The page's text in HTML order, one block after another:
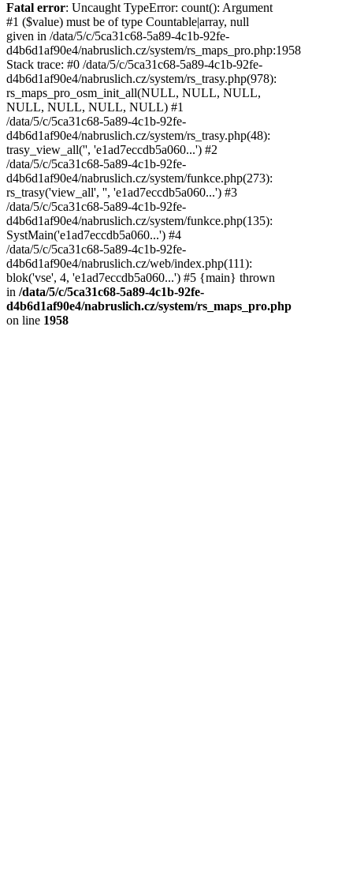
Fatal error: Uncaught TypeError: count(): Argument
#1 ($value) must be of type Countable|array, null
given in /data/5/c/5ca31c68-5a89-4c1b-92fe-
d4b6d1af90e4/nabruslich.cz/system/rs_maps_pro.php:1958
Stack trace: #0 /data/5/c/5ca31c68-5a89-4c1b-92fe-
d4b6d1af90e4/nabruslich.cz/system/rs_trasy.php(978):
rs_maps_pro_osm_init_all(NULL, NULL, NULL,
NULL, NULL, NULL, NULL) #1
/data/5/c/5ca31c68-5a89-4c1b-92fe-
d4b6d1af90e4/nabruslich.cz/system/rs_trasy.php(48):
trasy_view_all('', 'e1ad7eccdb5a060...') #2
/data/5/c/5ca31c68-5a89-4c1b-92fe-
d4b6d1af90e4/nabruslich.cz/system/funkce.php(273):
rs_trasy('view_all', '', 'e1ad7eccdb5a060...') #3
/data/5/c/5ca31c68-5a89-4c1b-92fe-
d4b6d1af90e4/nabruslich.cz/system/funkce.php(135):
SystMain('e1ad7eccdb5a060...') #4
/data/5/c/5ca31c68-5a89-4c1b-92fe-
d4b6d1af90e4/nabruslich.cz/web/index.php(111):
blok('vse', 4, 'e1ad7eccdb5a060...') #5 {main} thrown
in /data/5/c/5ca31c68-5a89-4c1b-92fe-
d4b6d1af90e4/nabruslich.cz/system/rs_maps_pro.php
on line 1958